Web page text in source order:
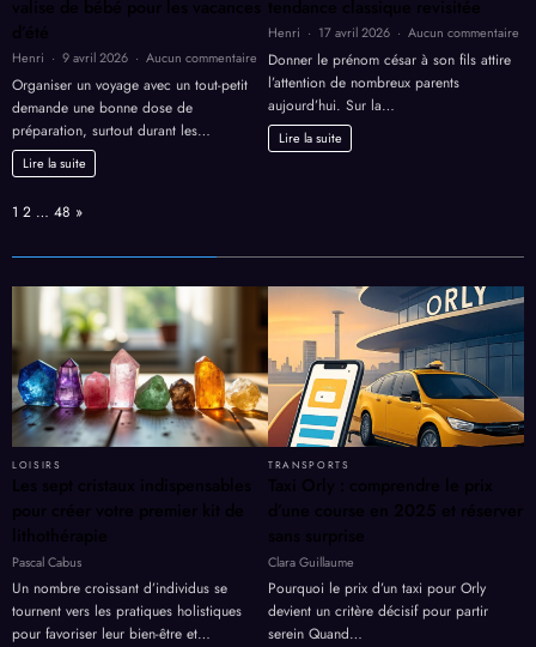
valise de bébé pour les vacances
d’été
Henri 9 avril 2026 Aucun commentaire sur
Guide
pratique
pour
préparer
les
d’été
Organiser un voyage avec un tout-petit
demande une bonne dose de
préparation, surtout durant les…
Lire la suite
tendance classique revisitée
Henri 17 avril 2026 Aucun commentaire
Donner le prénom césar à son fils attire
l’attention de nombreux parents
aujourd’hui. Sur la…
Lire la suite
Page:
1 2 … 48 Next
»
LOISIRS
Les sept cristaux indispensables
pour créer votre premier kit de
lithothérapie
Pascal Cabus
Un nombre croissant d’individus se
tournent vers les pratiques holistiques
pour favoriser leur bien-être et…
TRANSPORTS
Taxi Orly : comprendre le prix
d’une course en 2025 et réserver
sans surprise
Clara Guillaume
Pourquoi le prix d’un taxi pour Orly
devient un critère décisif pour partir
serein Quand…